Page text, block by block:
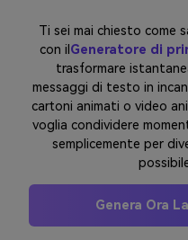
Ti sei mai chiesto come
con il Generatore di
trasformare
messaggi di testo in
cartoni animati o video
voglia condividere
semplicemente per
Genera Ora